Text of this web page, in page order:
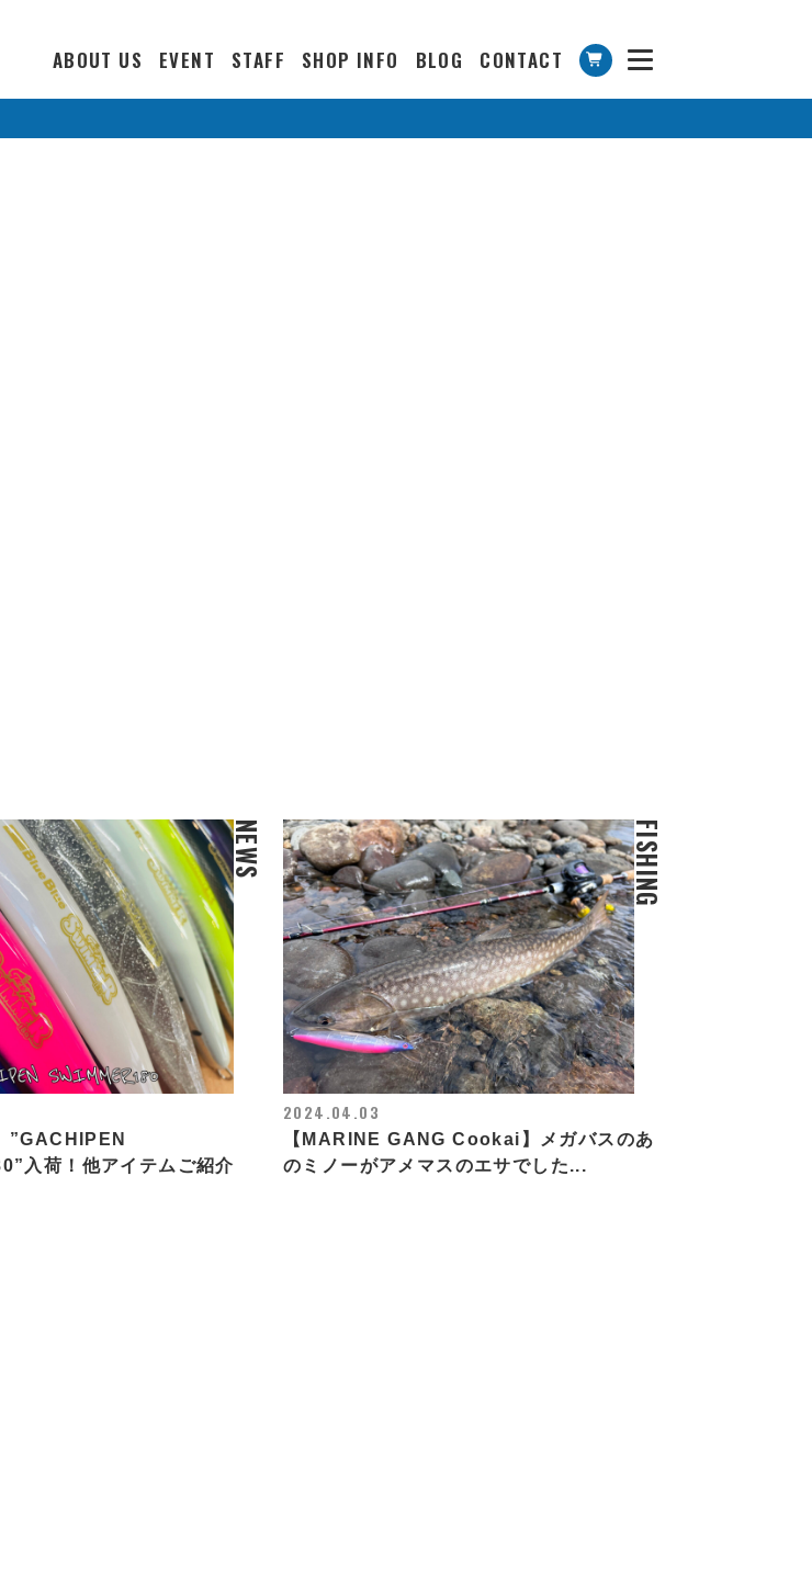
ABOUT US EVENT STAFF SHOP INFO BLOG CONTACT
NEWS
”GACHIPEN
入荷！他アイテムご紹介
FISHING
2024.04.03
【MARINE GANG Cookai】メガバスのあ
のミノーがアメマスのエサでした...